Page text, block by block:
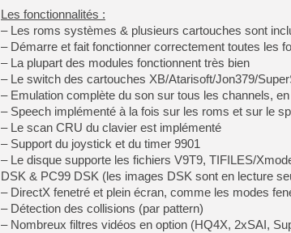
Les fonctionnalités :
– Les roms systèmes & plusieurs cartouches sont
– Démarre et fait fonctionner correctement toutes les
– La plupart des modules fonctionnent très bien
– Le switch des cartouches XB/Atarisoft/Jon379/
– Emulation complète du son sur tous les channels,
– Speech implémenté à la fois sur les roms et sur le
– Le scan CRU du clavier est implémenté
– Support du joystick et du timer 9901
– Le disque supporte les fichiers V9T9, TIFILES/
DSK & PC99 DSK (les images DSK sont en lecture
– DirectX fenetré et plein écran, comme les modes
– Détection des collisions (par pattern)
– Nombreux filtres vidéos en option (HQ4X, 2xSAI,